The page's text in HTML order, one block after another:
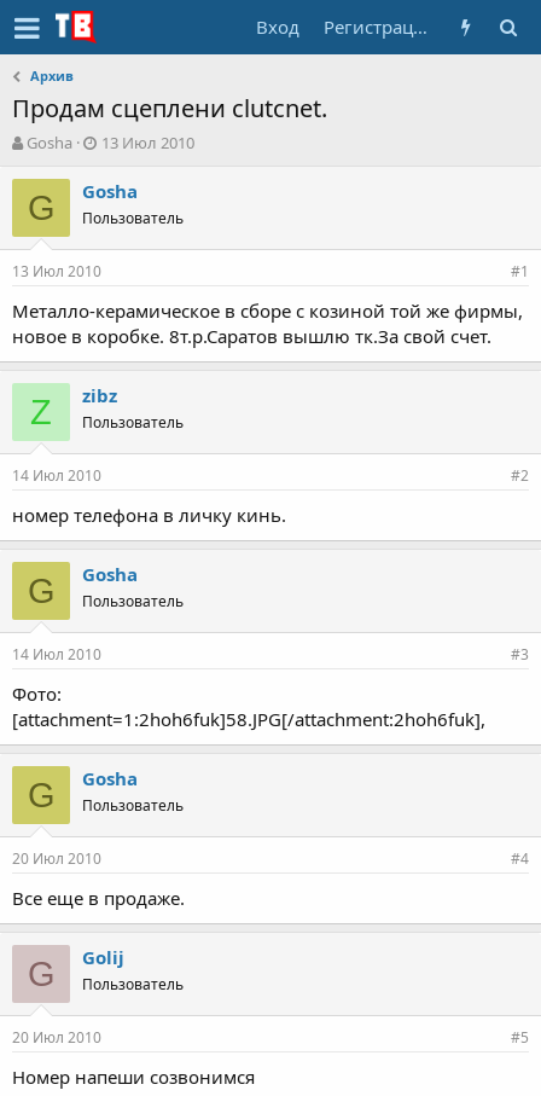
Вход Регистрация
Архив
Продам сцеплени clutcnet.
А
т
о
т
е
ы
Gosha
Д
т
н
а
ч
л
а
13 Июл 2010
G Gosha
Пользователь
13 Июл 2010 #1
Металло-керамическое в сборе с козиной той же фирмы,
новое в коробке. 8т.р.Саратов вышлю тк.За свой счет.
Z zibz
Пользователь
14 Июл 2010 #2
номер телефона в личку кинь.
G Gosha
Пользователь
14 Июл 2010 #3
Фото:
[attachment=1:2hoh6fuk]58.JPG[/attachment:2hoh6fuk],
G Gosha
Пользователь
20 Июл 2010 #4
Все еще в продаже.
G Golij
Пользователь
20 Июл 2010 #5
Номер напеши созвонимся